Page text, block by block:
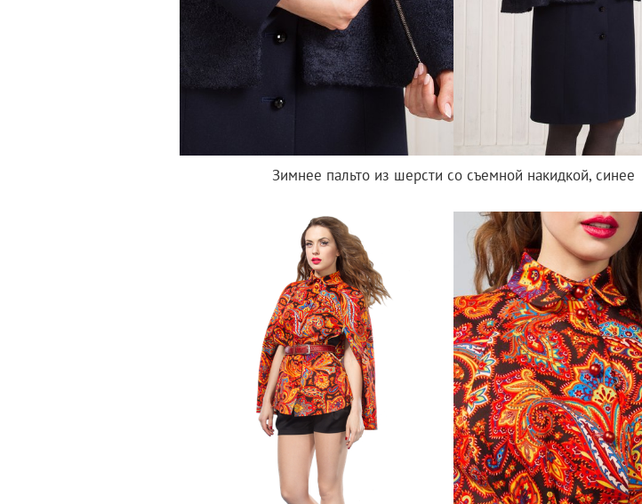
Зимнее пальто из шерсти со съемной накидкой, синее